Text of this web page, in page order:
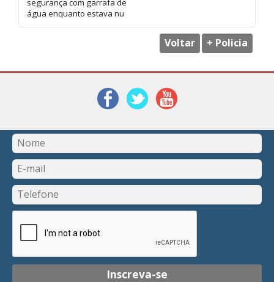
segurança com garrafa de
água enquanto estava nu
Voltar + Policia
Inscreva-se